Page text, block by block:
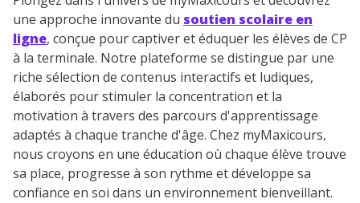
une approche innovante du soutien scolaire en
ligne, conçue pour captiver et éduquer les élèves de CP
à la terminale. Notre plateforme se distingue par une
riche sélection de contenus interactifs et ludiques,
élaborés pour stimuler la concentration et la
motivation à travers des parcours d'apprentissage
adaptés à chaque tranche d'âge. Chez myMaxicours,
nous croyons en une éducation où chaque élève trouve
sa place, progresse à son rythme et développe sa
confiance en soi dans un environnement bienveillant.